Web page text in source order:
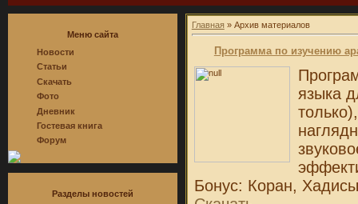
Меню сайта
Новости
Статьи
Скачать
Фото
Дневник
Гостевая книга
Форум
Разделы новостей
Главная » Архив материалов
Программа по изучению
языка
Бонус: Коран,